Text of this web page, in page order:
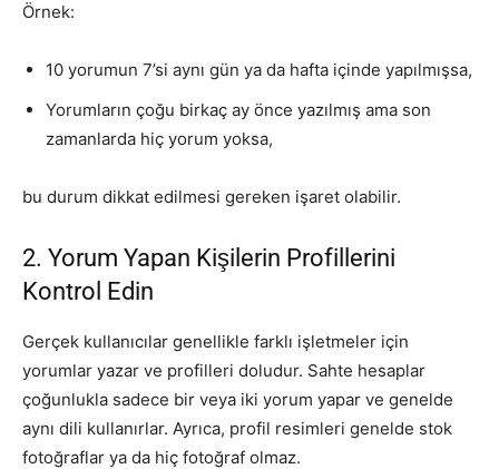
Örnek:
10 yorumun 7’si aynı gün ya da hafta içinde yapılmışsa,
Yorumların çoğu birkaç ay önce yazılmış ama son
zamanlarda hiç yorum yoksa,
bu durum dikkat edilmesi gereken işaret olabilir.
2. Yorum Yapan Kişilerin Profillerini
Kontrol Edin
Gerçek kullanıcılar genellikle farklı işletmeler için
yorumlar yazar ve profilleri doludur. Sahte hesaplar
çoğunlukla sadece bir veya iki yorum yapar ve genelde
aynı dili kullanırlar. Ayrıca, profil resimleri genelde stok
fotoğraflar ya da hiç fotoğraf olmaz.